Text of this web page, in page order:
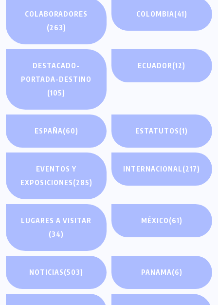
COLABORADORES
(263)
COLOMBIA(41)
DESTACADO-
PORTADA-DESTINO
(105)
ECUADOR(12)
ESPAÑA(60) ESTATUTOS(1)
EVENTOS Y
EXPOSICIONES(285)
INTERNACIONAL(217)
LUGARES A VISITAR
(34)
MÉXICO(61)
NOTICIAS(503) PANAMA(6)